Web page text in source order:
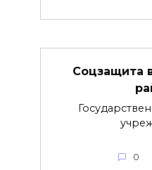
Соцзащита
0